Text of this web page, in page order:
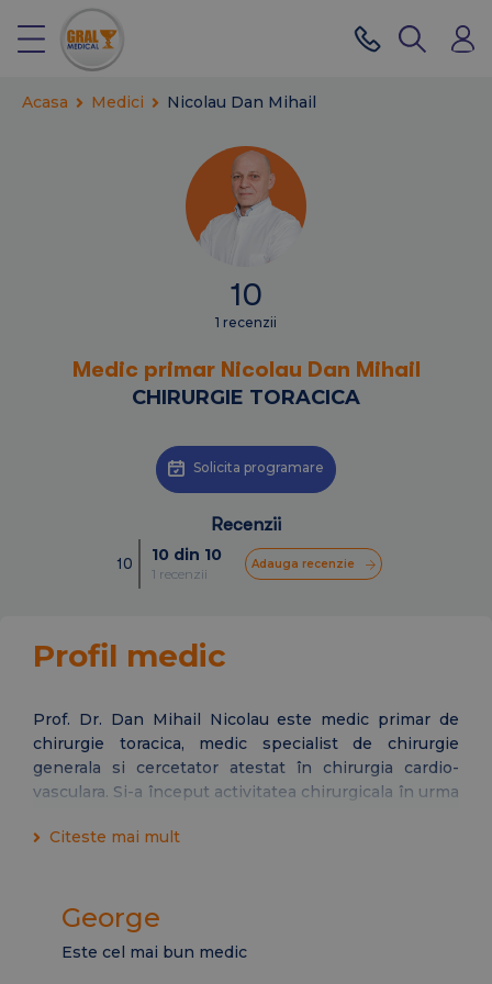
Acasa Medici Nicolau Dan Mihail
10
1 recenzii
Medic primar Nicolau Dan Mihail
CHIRURGIE TORACICA
Solicita programare
Recenzii
10 10 din 10
1 recenzii
Adauga recenzie
Profil medic
Prof. Dr. Dan Mihail Nicolau este medic primar de
chirurgie toracica, medic specialist de chirurgie
generala si cercetator atestat în chirurgia cardio-
vasculara. Si-a început activitatea chirurgicala în urma
interventii chirurgicale care includ peste 1000
tuberculoza pulmonara. Acesta a revolutionat
chirurgia toracica din România, iar în anul 2001 a
devenit membru al ESTS (European Society for
Citeste mai mult
George
Este cel mai bun medic